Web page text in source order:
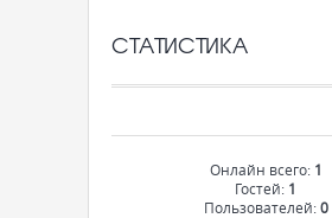
СТАТИСТИКА
Онлайн всего: 1
Гостей: 1
Пользователей:0